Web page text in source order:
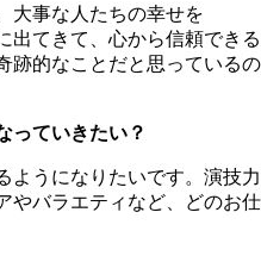
事な人たちの幸せを
出てきて、心から信頼できる
跡的なことだと思っているの
ていきたい？
うになりたいです。演技力
やバラエティなど、どのお仕